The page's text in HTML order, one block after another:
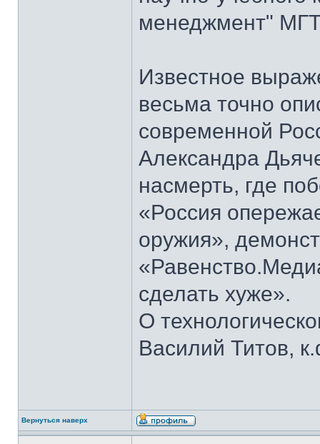
менеджмент"
Известное
весьма точно
современной
Александра
насмерть, где
«Россия
оружия»,
сделать хуже».
О
Василий Титов,
Вернуться наверх